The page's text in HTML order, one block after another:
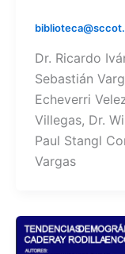
Dr. Ricardo
Sebastián
Echeverri
Villegas, Dr.
Paul Stangl
Vargas